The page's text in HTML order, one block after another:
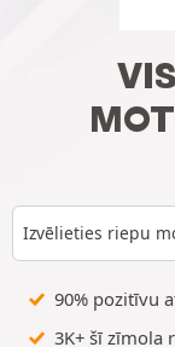
Izvēlieties riepu
90% pozitīvu
3K+ šī zīmola